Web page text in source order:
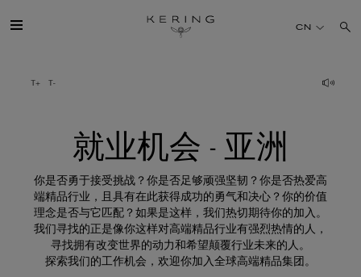
业
机
可持续发展
FINANCE
CN
就业机会 - 亚洲
你是否勇于接受挑战？你是否足够顽强坚韧？你是否热爱高
端精品行业，且具有在此获得成功的勇气和决心？你的价值
理念是否与它匹配？如果是这样，我们热切期待你的加入。
我们寻找的正是像你这样对高端精品行业有强烈热情的人，
寻找拥有改变世界的动力和希望颠覆行业未来的人。
探索我们的工作机会，欢迎你加入全球高端精品集团。